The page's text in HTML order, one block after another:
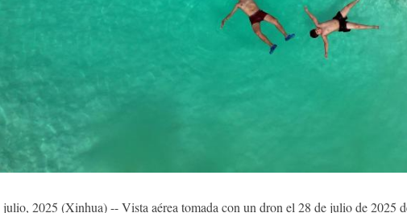
2025 (Xinhua) -- Vista aérea tomada con un dron el 28 de julio de 2025